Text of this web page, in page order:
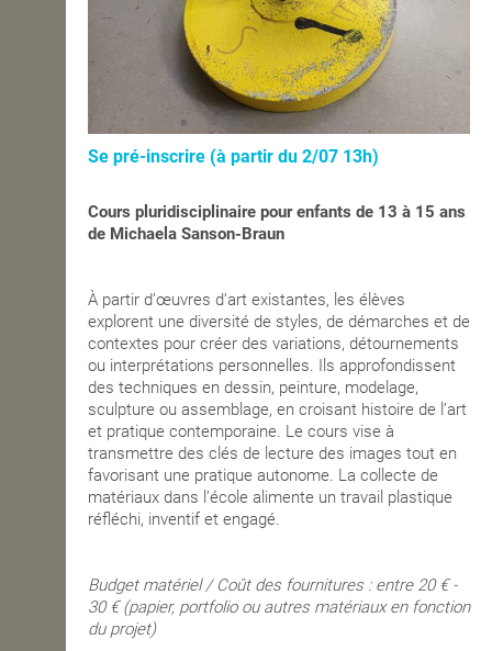
Se pré-inscrire (à partir du 2/07 13h)
Cours pluridisciplinaire pour enfants de 13 à 15 ans
de Michaela Sanson-Braun
À partir d’œuvres d’art existantes, les élèves
explorent une diversité de styles, de démarches et de
contextes pour créer des variations, détournements
ou interprétations personnelles. Ils approfondissent
des techniques en dessin, peinture, modelage,
sculpture ou assemblage, en croisant histoire de l’art
et pratique contemporaine. Le cours vise à
transmettre des clés de lecture des images tout en
favorisant une pratique autonome. La collecte de
matériaux dans l’école alimente un travail plastique
réfléchi, inventif et engagé.
Budget matériel / Coût des fournitures : entre 20 € -
30 € (papier, portfolio ou autres matériaux en fonction
du projet)